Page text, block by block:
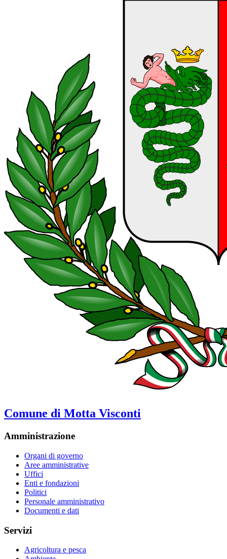
Comune di Motta Visconti
Amministrazione
Organi di governo
Aree amministrative
Uffici
Enti e fondazioni
Politici
Personale amministrativo
Documenti e dati
Servizi
Agricoltura e pesca